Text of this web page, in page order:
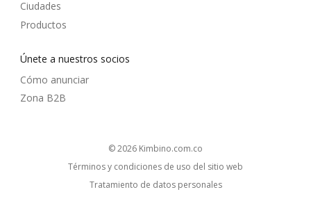
Ciudades
Productos
Únete a nuestros socios
Cómo anunciar
Zona B2B
© 2026
kimbino.com.co
Términos y condiciones de uso del sitio web
Tratamiento de datos personales